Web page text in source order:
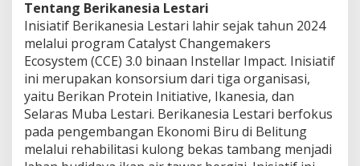
Tentang Berikanesia Lestari
Inisiatif Berikanesia Lestari lahir sejak tahun 2024
melalui program Catalyst Changemakers
Ecosystem (CCE) 3.0 binaan Instellar Impact. Inisiatif
ini merupakan konsorsium dari tiga organisasi,
yaitu Berikan Protein Initiative, Ikanesia, dan
Selaras Muba Lestari. Berikanesia Lestari berfokus
pada pengembangan Ekonomi Biru di Belitung
melalui rehabilitasi kulong bekas tambang menjadi